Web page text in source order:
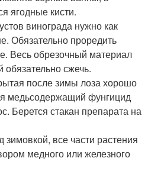
ягодные кисти.
винограда нужно как
Обязательно проредить
Весь обрезочный материал
обязательно сжечь.
после зимы лоза хорошо
медьсодержащий фунгицид
Берется стакан препарата на
все части растения
медного или железного